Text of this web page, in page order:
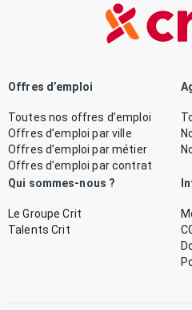
Offres d’emploi
Toutes nos offres d’emploi
Offres d’emploi par ville
Offres d’emploi par métier
Offres d’emploi par contrat
Qui sommes-nous ?
Le Groupe Crit
Talents Crit